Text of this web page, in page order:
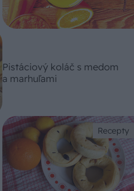
Pistáciový koláč s medom
a marhuľami
Recepty